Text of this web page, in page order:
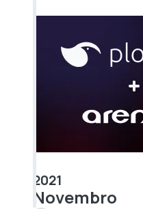
2021
Novembro